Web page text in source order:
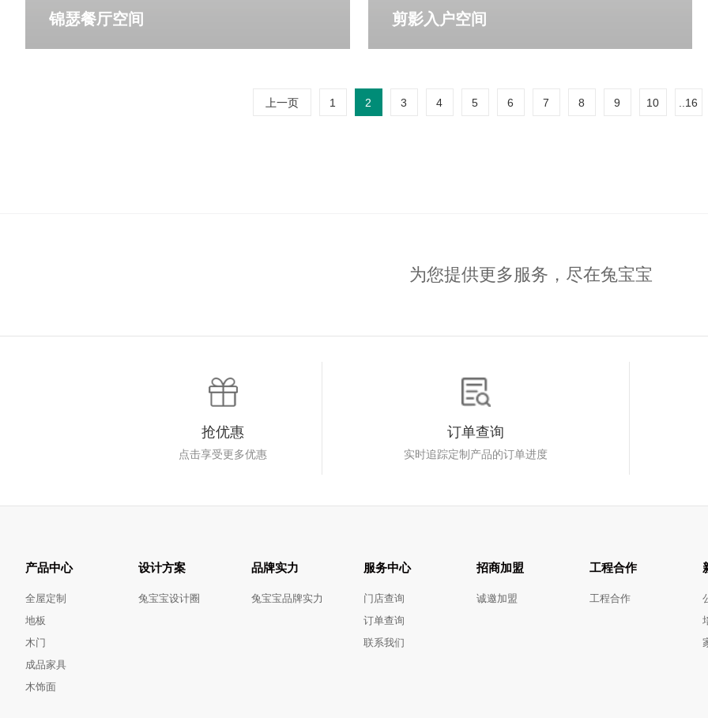
锦瑟餐厅空间
更多详情
剪影入户空间
更多详情
上一页 1 2 3 4 5 6 7 8 9 10 ..16
为您提供更多服务，尽在兔宝宝
抢优惠
点击享受更多优惠
订单查询
实时追踪定制产品的订单进度
产品中心
全屋定制
地板
木门
成品家具
木饰面
设计方案
兔宝宝设计圈
品牌实力
兔宝宝品牌实力
服务中心
门店查询
订单查询
联系我们
招商加盟
诚邀加盟
工程合作
工程合作